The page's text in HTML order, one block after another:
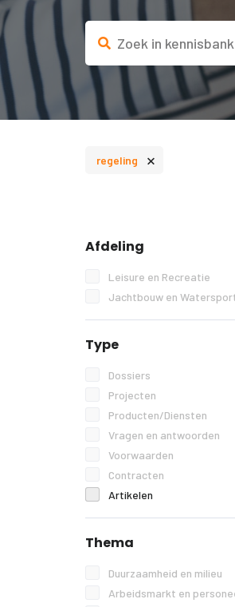
regeling ×
Afdeling
Leisure en Recreatie
Jachtbouw en
Type
Dossiers
Projecten
Producten/Diensten
Vragen en antwoorden
Voorwaarden
Contracten
Artikelen
Thema
Duurzaamheid en milieu
Arbeidsmarkt en